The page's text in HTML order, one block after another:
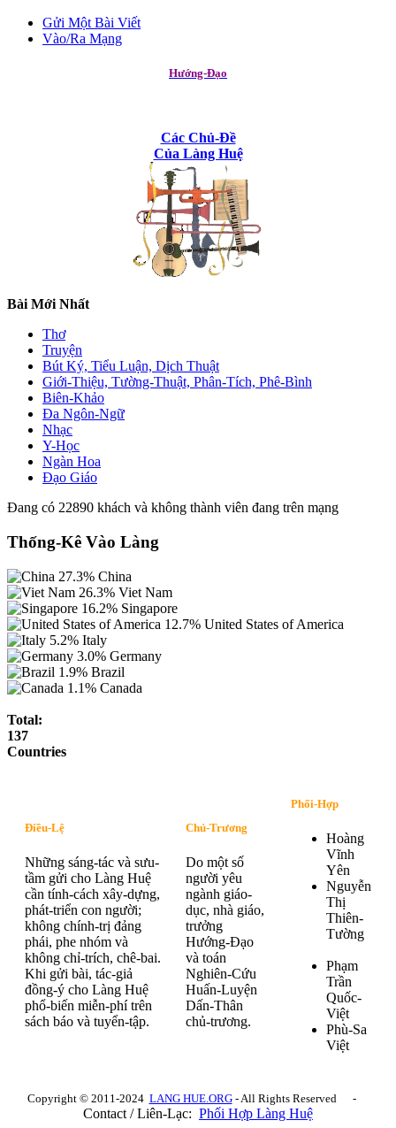
Gửi Một Bài Viết
Vào/Ra Mạng
Hướng-Đạo
Các Chủ-Đề
Của Làng Huệ
Bài Mới Nhất
Thơ
Truyện
Bút Ký, Tiểu Luận, Dịch Thuật
Giới-Thiệu, Tường-Thuật, Phân-Tích, Phê-Bình
Biên-Khảo
Đa Ngôn-Ngữ
Nhạc
Y-Học
Ngàn Hoa
Đạo Giáo
Đang có 22890 khách và không thành viên đang trên mạng
Thống-Kê Vào Làng
27.3% China
26.3% Viet Nam
16.2% Singapore
12.7% United States of America
5.2% Italy
3.0% Germany
1.9% Brazil
1.1% Canada
Total:
137
Countries
Điều-Lệ
Những sáng-tác và sưu-
tầm gửi cho Làng Huệ
cần tính-cách xây-dựng,
phát-triển con người;
không chính-trị đảng
phái, phe nhóm và
không chỉ-trích, chê-bai.
Khi gửi bài, tác-giả
đồng-ý cho Làng Huệ
phổ-biến miễn-phí trên
sách báo và tuyển-tập.
Chủ-Trương
Do một số
người yêu
ngành giáo-
dục, nhà giáo,
trưởng
Hướng-Đạo
và toán
Nghiên-Cứu
Huấn-Luyện
Dấn-Thân
chủ-trương.
Phối-Hợp
Hoàng
Vĩnh
Yên
Nguyễn
Thị
Thiên-
Tường
Phạm
Trần
Quốc-
Việt
Phù-Sa
Việt
Copyright © 2011-2024 LANG HUE.ORG- All Rights Reserved -
Contact / Liên-Lạc: Phối Hợp Làng Huệ